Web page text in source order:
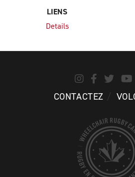
LIENS
Details
CONTACTEZ